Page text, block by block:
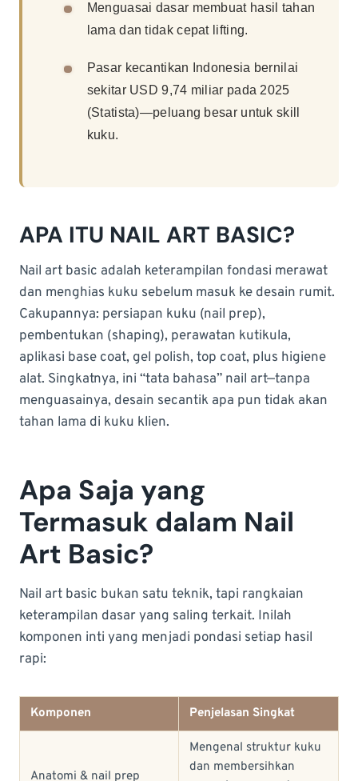
Menguasai dasar membuat hasil tahan
lama dan tidak cepat lifting.
Pasar kecantikan Indonesia bernilai
sekitar USD 9,74 miliar pada 2025
(Statista)—peluang besar untuk skill
kuku.
APA ITU NAIL ART BASIC?
Nail art basic adalah keterampilan fondasi merawat
dan menghias kuku sebelum masuk ke desain rumit.
Cakupannya: persiapan kuku (nail prep),
pembentukan (shaping), perawatan kutikula,
aplikasi base coat, gel polish, top coat, plus higiene
alat. Singkatnya, ini “tata bahasa” nail art—tanpa
menguasainya, desain secantik apa pun tidak akan
tahan lama di kuku klien.
Apa Saja yang
Termasuk dalam Nail
Art Basic?
Nail art basic bukan satu teknik, tapi rangkaian
keterampilan dasar yang saling terkait. Inilah
komponen inti yang menjadi pondasi setiap hasil
rapi:
Komponen Penjelasan Singkat
Anatomi & nail prep
Mengenal struktur kuku
dan membersihkan